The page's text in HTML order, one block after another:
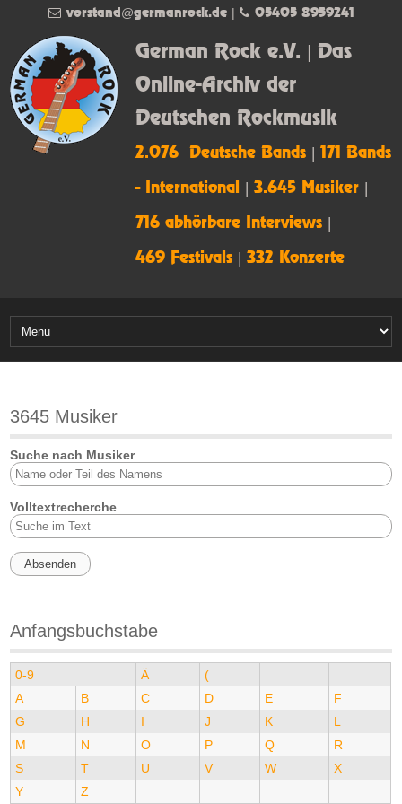
German Rock e.V. | Das
Online-Archiv der
Deutschen Rockmusik
2.076 Deutsche Bands |171 Bands
- International |3.645 Musiker
716 abhörbare Interviews
469 Festivals |332 Konzerte
vorstand@germanrock.de| 05405 8959241
3645 Musiker
Suche nach Musiker
Volltextrecherche
Anfangsbuchstabe
0-9 Ä
(
A
B C D E
F
G
H I J K
L
M
N O P Q
R
S
T U V W
X
Y
Z